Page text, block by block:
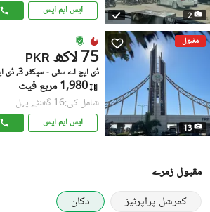
2 ایس ایم ایس
مقبول
13
PKR 75 لاکھ
ڈی ایچ اے سٹی - سیکٹر 3, ڈی ایچ اے سٹی کراچی
1,980 مربع فیٹ
شامل کی:16 گھنٹے پہل
ایس ایم ایس
مقبول زمرے
کمرشل پراپرٹیز
دکان